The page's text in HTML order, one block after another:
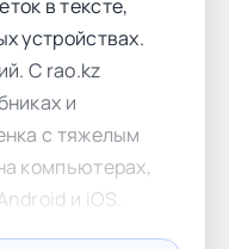
в тексте,
устройствах.
С rao.kz
и
с тяжелым
компьютерах,
и iOS.